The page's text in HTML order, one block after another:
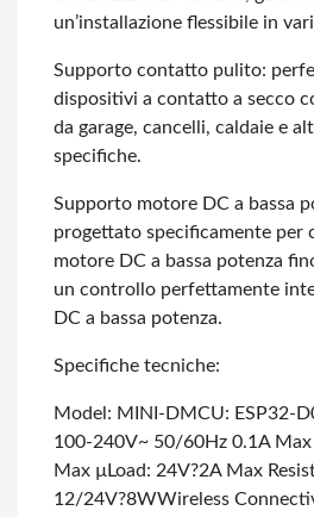
un’installazione flessibile in
Supporto contatto pulito:
dispositivi a contatto a secco
da garage, cancelli, caldaie e
specifiche.
Supporto motore DC a bassa
progettato specificamente per
motore DC a bassa potenza
un controllo perfettamente
DC a bassa potenza.
Specifiche tecniche:
Model: MINI-DMCU: ESP32-
100-240V~ 50/60Hz 0.1A
Max µ Load: 24V?2A Max
12/24V?8WWireless